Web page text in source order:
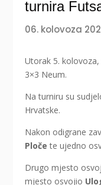
turnira
06. kolovoza
Utorak 5.
3×3 Neum.
Na turniru su
Hrvatske.
Nakon odigrane
Ploče te ujedno
Drugo mjesto
mjesto osvojio